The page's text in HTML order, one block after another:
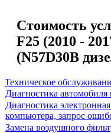
Стоимость
F25 (2010 -
(N57D30B
Техническое
Диагностика автомобиля
Диагностика
компьютера, запрос
Замена воздушного